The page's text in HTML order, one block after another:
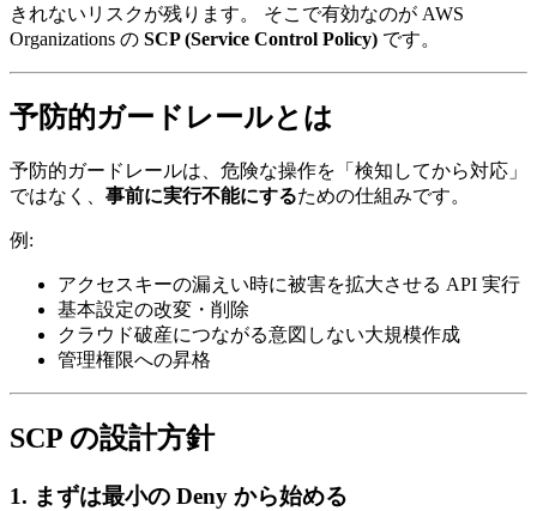
きれないリスクが残ります。 そこで有効なのが AWS
Organizations の SCP (Service Control Policy) です。
予防的ガードレールとは
予防的ガードレールは、危険な操作を「検知してから対応」
ではなく、 事前に実行不能にするための仕組みです。
例:
アクセスキーの漏えい時に被害を拡大させる API 実行
基本設定の改変・削除
クラウド破産につながる意図しない大規模作成
管理権限への昇格
SCP の設計方針
1. まずは最小の Deny から始める